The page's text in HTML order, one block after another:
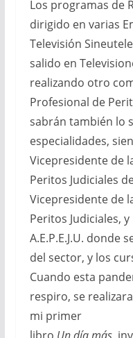
Los programas de
dirigido en varias
Televisión
salido en
realizando otro
Profesional de
sabrán también lo
especialidades,
Vicepresidente de
Peritos Judiciales
Vicepresidente de
Peritos Judiciales,
A.E.P.E.J.U. donde
del sector, y los
Cuando esta
respiro, se
mi primer